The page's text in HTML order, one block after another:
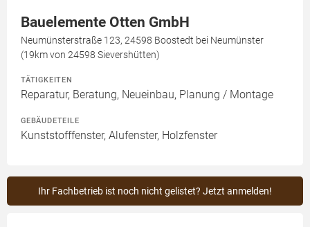
Bauelemente Otten GmbH
Neumünsterstraße 123, 24598 Boostedt bei Neumünster
(19km von 24598 Sievershütten)
TÄTIGKEITEN
Reparatur, Beratung, Neueinbau, Planung / Montage
GEBÄUDETEILE
Kunststofffenster, Alufenster, Holzfenster
Ihr Fachbetrieb ist noch nicht gelistet? Jetzt anmelden!